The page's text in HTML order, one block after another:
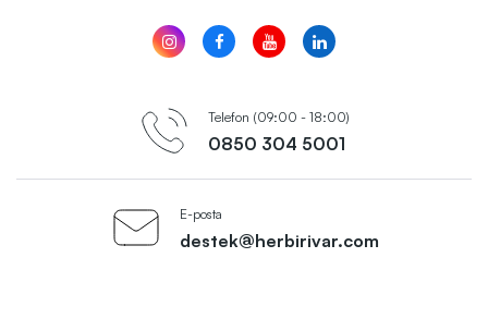
Telefon (09:00 - 18:00)
0850 304 5001
E-posta
destek@herbirivar.com